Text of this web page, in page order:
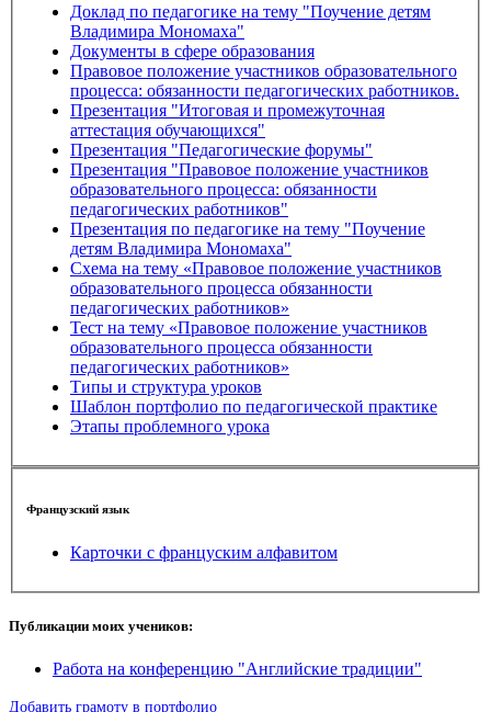
Доклад по педагогике на тему "Поучение детям
Владимира Мономаха"
Документы в сфере образования
Правовое положение участников образовательного
процесса: обязанности педагогических работников.
Презентация "Итоговая и промежуточная
аттестация обучающихся"
Презентация "Педагогические форумы"
Презентация "Правовое положение участников
образовательного процесса: обязанности
педагогических работников"
Презентация по педагогике на тему "Поучение
детям Владимира Мономаха"
Схема на тему «Правовое положение участников
образовательного процесса обязанности
педагогических работников»
Тест на тему «Правовое положение участников
образовательного процесса обязанности
педагогических работников»
Типы и структура уроков
Шаблон портфолио по педагогической практике
Этапы проблемного урока
Французский язык
Карточки с француским алфавитом
Публикации моих учеников:
Работа на конференцию "Английские традиции"
Добавить грамоту в портфолио